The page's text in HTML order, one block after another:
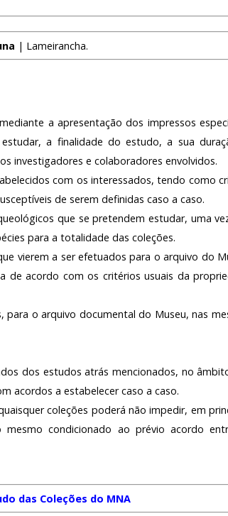
| Lameirancha.
a apresentação dos impressos
a finalidade do estudo, a sua
investigadores e colaboradores envolvidos.
com os interessados, tendo como
de serem definidas caso a caso.
que se pretendem estudar, uma
para a totalidade das coleções.
vierem a ser efetuados para o arquivo do
de acordo com os critérios usuais da
o arquivo documental do Museu, nas
dos estudos atrás mencionados, no
acordos a estabelecer caso a caso.
coleções poderá não impedir, em
condicionado ao prévio acordo
das Coleções do MNA